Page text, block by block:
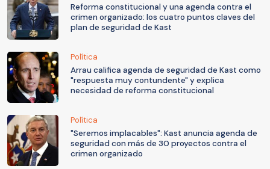
Reforma constitucional y una agenda contra el
crimen organizado: los cuatro puntos claves del
plan de seguridad de Kast
Política
Arrau califica agenda de seguridad de Kast como
"respuesta muy contundente" y explica
necesidad de reforma constitucional
Política
"Seremos implacables": Kast anuncia agenda de
seguridad con más de 30 proyectos contra el
crimen organizado